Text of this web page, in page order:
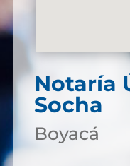
Notaría
Socha
Boyacá